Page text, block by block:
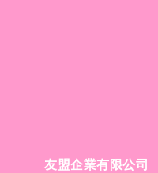
友盟企業有限公司